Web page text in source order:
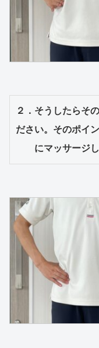
２．そうしたらそ
ださい。そのポイ
にマッサージし